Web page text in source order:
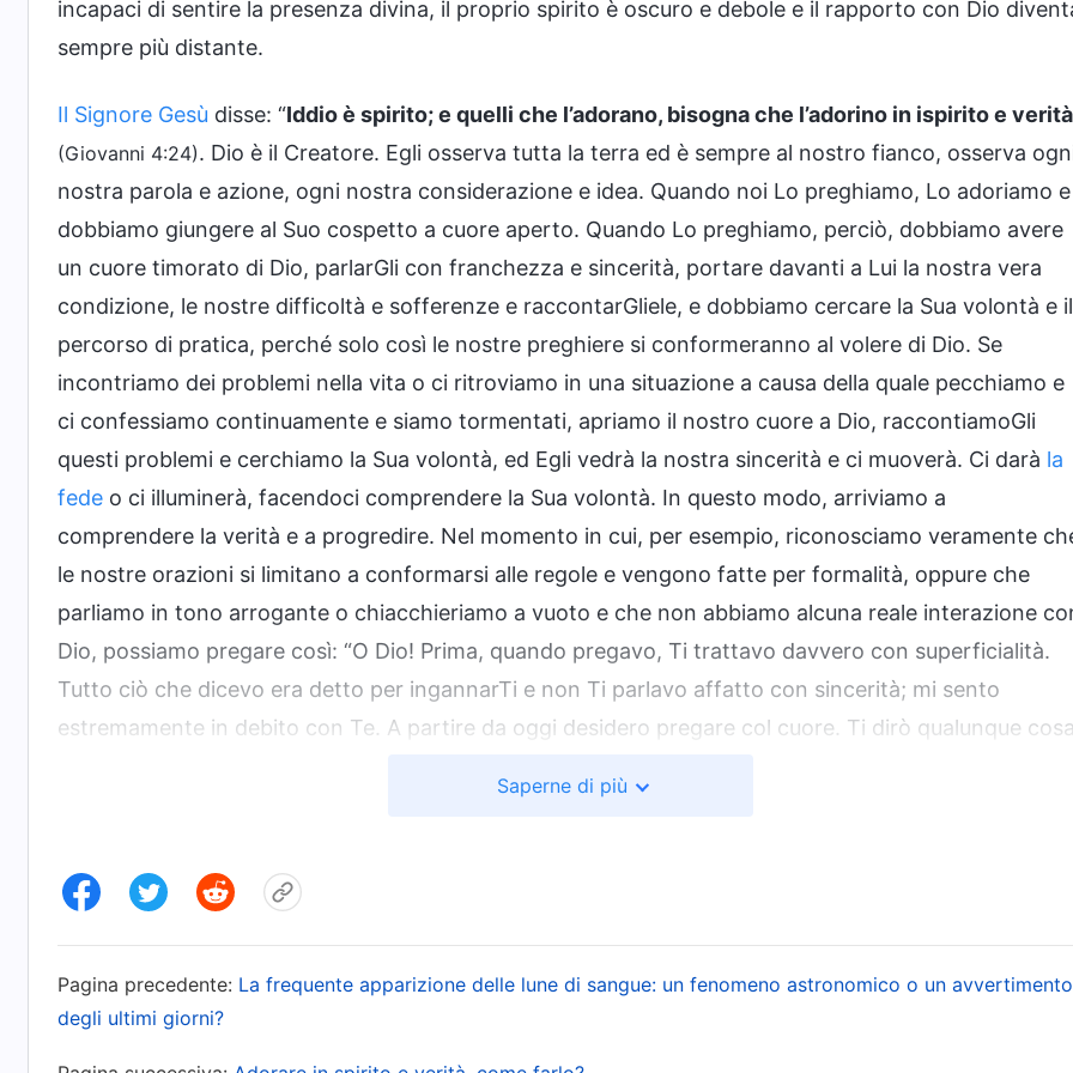
incapaci di sentire la presenza divina, il proprio spirito è oscuro e debole e il rapporto con Dio
sempre più distante.
Il Signore Gesù disse: “Iddio è spirito; e quelli che l’adorano, bisogna che l’adorino in ispirito e verità
(Giovanni 4:24). Dio è il Creatore. Egli osserva tutta la terra ed è sempre al nostro fianco, osserva
nostra parola e azione, ogni nostra considerazione e idea. Quando noi Lo preghiamo, Lo adoriamo e
dobbiamo giungere al Suo cospetto a cuore aperto. Quando Lo preghiamo, perciò, dobbiamo avere
un cuore timorato di Dio, parlarGli con franchezza e sincerità, portare davanti a Lui la nostra vera
condizione, le nostre difficoltà e sofferenze e raccontarGliele, e dobbiamo cercare la Sua volontà e il
percorso di pratica, perché solo così le nostre preghiere si conformeranno al volere di Dio. Se
incontriamo dei problemi nella vita o ci ritroviamo in una situazione a causa della quale pecchiamo e
ci confessiamo continuamente e siamo tormentati, apriamo il nostro cuore a Dio, raccontiamoGli
questi problemi e cerchiamo la Sua volontà, ed Egli vedrà la nostra sincerità e ci muoverà. Ci darà la
fede o ci illuminerà, facendoci comprendere la Sua volontà. In questo modo, arriviamo a
comprendere la verità e a progredire. Nel momento in cui, per esempio, riconosciamo veramente
le nostre orazioni si limitano a conformarsi alle regole e vengono fatte per formalità, oppure che
parliamo in tono arrogante o chiacchieriamo a vuoto e che non abbiamo alcuna reale interazione
Dio, possiamo pregare così: “O Dio! Prima, quando pregavo, Ti trattavo davvero con superficialità.
Tutto ciò che dicevo era detto per ingannarTi e non Ti parlavo affatto con sincerità; mi sento
estremamente in debito con Te. A partire da oggi desidero pregare col cuore. Ti dirò qualunque cosa
questa maniera, dal profondo del cuore, allora il cuore è mosso. Ci accorgiamo poi di quanto ci siamo
quel punto, sentiremo che il nostro rapporto con Dio è molto intimo, come se stessimo faccia a
faccia con Lui. È il risultato che otteniamo quando apriamo il nostro cuore a Dio.
Aprire il nostro cuore a Dio non ha nulla a che fare con quante cose Gli diciamo o con l’uso o meno di
parole enfatiche o di un linguaggio ricercato. Basta aprirGli il nostro cuore e dirGli il nostro vero
stato, cercare la Sua guida e la Sua illuminazione, ed Egli ci ascolterà anche se pronunciamo solo
Saperne di più
Pagina precedente: La frequente apparizione delle lune di sangue: un fenomeno astronomico o un avvertimento
degli ultimi giorni?